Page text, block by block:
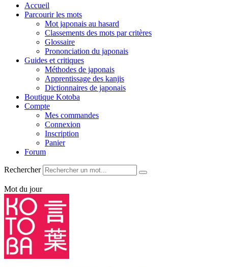
Accueil
Parcourir les mots
Mot japonais au hasard
Classements des mots par critères
Glossaire
Prononciation du japonais
Guides et critiques
Méthodes de japonais
Apprentissage des kanjis
Dictionnaires de japonais
Boutique Kotoba
Compte
Mes commandes
Connexion
Inscription
Panier
Forum
Rechercher
Mot du jour